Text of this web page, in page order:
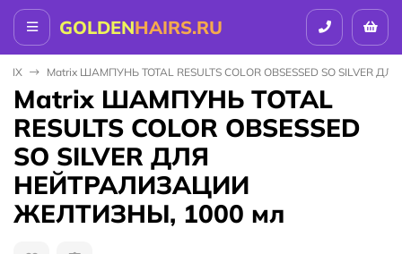
GOLDENHAIRS.RU
Matrix ШАМПУНЬ TOTAL RESULTS COLOR OBSESSED SO
Matrix ШАМПУНЬ TOTAL
RESULTS COLOR OBSESSED
SO SILVER ДЛЯ
НЕЙТРАЛИЗАЦИИ
ЖЕЛТИЗНЫ, 1000 мл